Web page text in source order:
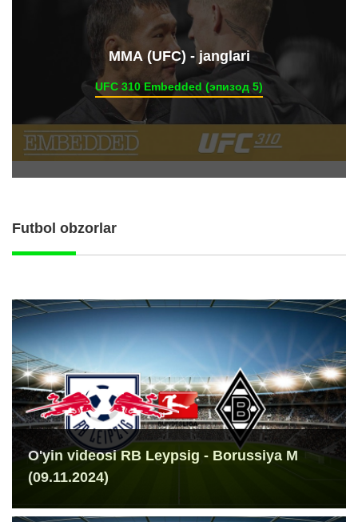
ММА (UFC) - janglari
UFC 310 Embedded (эпизод 5)
Futbol obzorlar
O'yin videosi RB Leypsig - Borussiya M
(09.11.2024)